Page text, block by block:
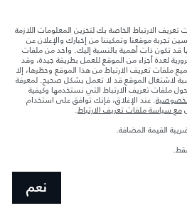
المذكورة على هذا الموقع قد تختلف من بلد إلى
الرجاء التواصل مع وكيلنا المحلي للتأكد من توفّرها
إن النقص العالمي في أشباه الموصلات يؤثر حاليًا
وتوقيتات التصاميم. هذا ظرف ديناميكي
المستخدَمة ضمن موقع الويب حاليًا المواصفات الحالية
والحلية ومجموعات الألوان. يرجى استشارة وكيلك الذي
للسماح لك باتخاذ قرار مدروس
الرسمية وفقاً لتشريعات الاتحاد الأوروبي. قد
تعريف الارتباط الخاصة بك لتخزين المعلومات اللازمة
تجربة موقعنا وتمكيننا من إخبارك والإعلان عن
قد تكون ذات أهمية بالنسبة إليك. واحد من ملفات
لعدة أجزاء من الموقع للعمل بطريقة جيدة، وقد
ملفات تعريف الارتباط من هذا الموقع وحظرها، إلا
لاشتغال الموقع قد لا تعمل بشكل صحيح. لمعرفة
حول ملفات تعريف الارتباط التي نستخدمها وكيفية
. عند الإغلاق، فإنك توافق على استخدام
مع سياسة ملفات تعريف الارتباط.
نعم
صمّم سيارتك